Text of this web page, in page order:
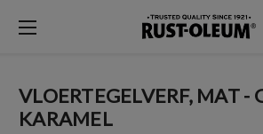
VLOERTEGELVERF, MAT -
KARAMEL